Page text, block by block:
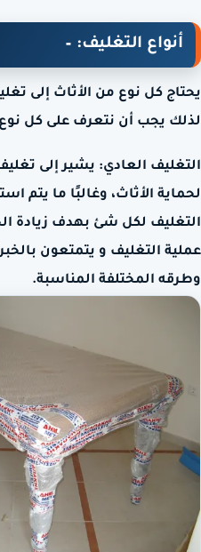
أنواع التغليف: –
يحتاج كل نوع من الأثاث إلى
لذلك يجب أن نتعرف على كل
التغليف العادي: يشير إلى
لحماية الأثاث، وغالبًا ما يتم
التغليف لكل شئ بهدف زيادة
عملية التغليف و يتمتعون
وطرقه المختلفة المناسبة.